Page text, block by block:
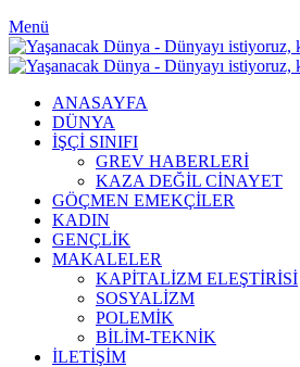
Menü
ANASAYFA
DÜNYA
İŞÇİ SINIFI
GREV HABERLERİ
KAZA DEĞİL CİNAYET
GÖÇMEN EMEKÇİLER
KADIN
GENÇLİK
MAKALELER
KAPİTALİZM ELEŞTİRİSİ
SOSYALİZM
POLEMİK
BİLİM-TEKNİK
ILETIŞIM